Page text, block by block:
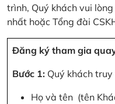
trình, Quý khách vui
nhất hoặc Tổng đài
Đăng ký tham gia
Bước 1: Quý khách
Họ và tên (tên